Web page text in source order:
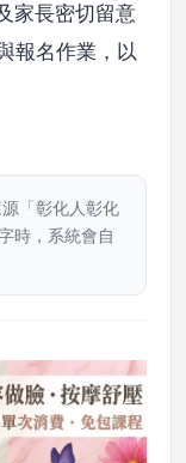
家長密切留意
報名作業，以
「彰化人彰化
時，系統會自